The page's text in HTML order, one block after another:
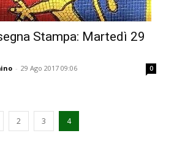
Stampa: Martedì 29
- 29 Ago 2017 09:06 0
2 3 4